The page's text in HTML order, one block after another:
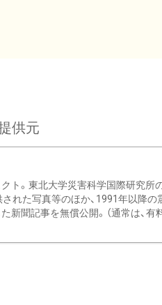
供元
ト。東北大学災害科学国際研究所
れた写真等のほか、1991年以降
新聞記事を無償公開。（通常は、